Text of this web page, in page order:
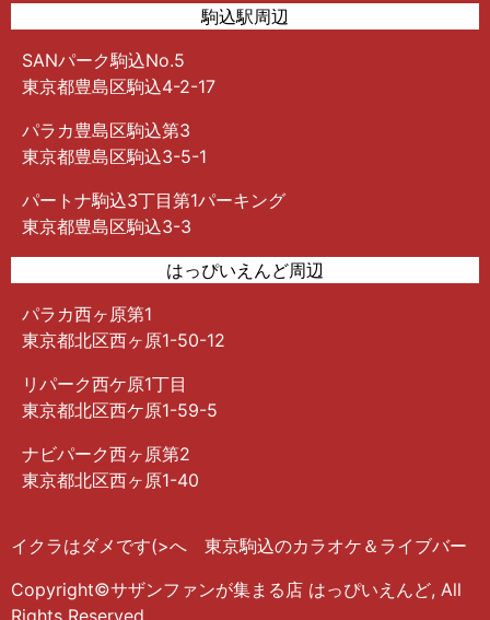
駒込駅周辺
SANパーク駒込No.5
東京都豊島区駒込4-2-17
パラカ豊島区駒込第3
東京都豊島区駒込3-5-1
パートナ駒込3丁目第1パーキング
東京都豊島区駒込3-3
はっぴいえんど周辺
パラカ西ヶ原第1
東京都北区西ヶ原1-50-12
リパーク西ケ原1丁目
東京都北区西ケ原1-59-5
ナビパーク西ヶ原第2
東京都北区西ヶ原1-40
イクラはダメです(>へ 東京駒込のカラオケ＆ライブバー
Copyright©サザンファンが集まる店 はっぴいえんど, All